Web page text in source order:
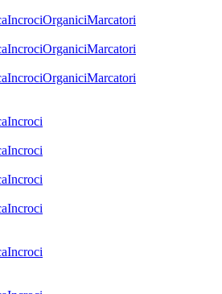
IncrociOrganiciMarcatori
IncrociOrganiciMarcatori
IncrociOrganiciMarcatori
Incroci
Incroci
Incroci
Incroci
Incroci